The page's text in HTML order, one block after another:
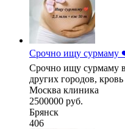
Срочно ищу сурмаму
Срочно ищу сурмаму
других городов,
Москва клиника
2500000 руб.
Брянск
406